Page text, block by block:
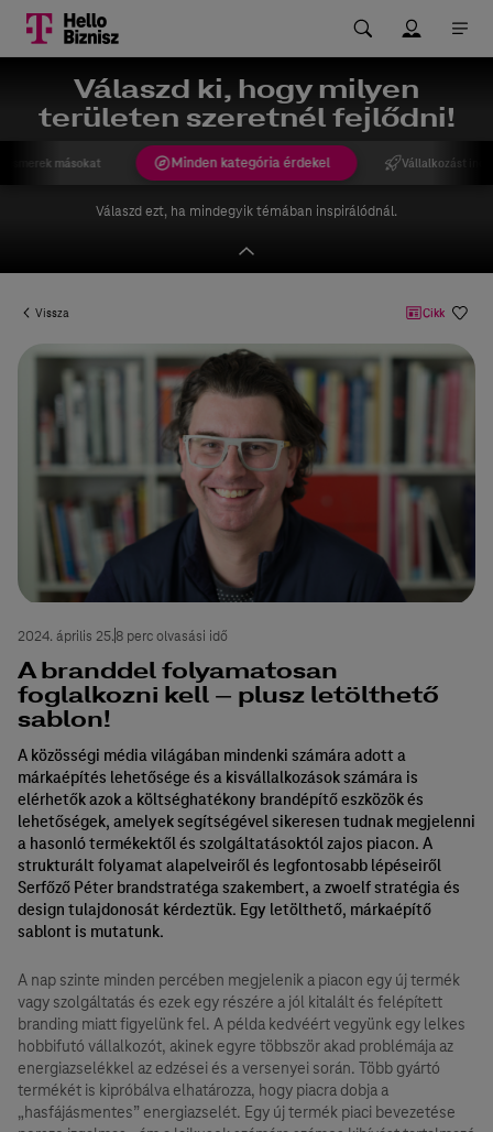
Válaszd ki, hogy milyen
területen szeretnél fejlődni!
Minden kategória érdekel Vállalkozást
másokat
Válaszd ezt, ha mindegyik témában inspirálódnál.
Vissza Cikk
A branddel folyamatosan
foglalkozni kell – plusz letölthető
sablon!
A közösségi média világában mindenki számára adott a
márkaépítés lehetősége és a kisvállalkozások számára is
elérhetők azok a költséghatékony brandépítő eszközök és
lehetőségek, amelyek segítségével sikeresen tudnak megjelenni
a hasonló termékektől és szolgáltatásoktól zajos piacon. A
strukturált folyamat alapelveiről és legfontosabb lépéseiről
Serfőző Péter brandstratéga szakembert, a zwoelf stratégia és
design tulajdonosát kérdeztük. Egy letölthető, márkaépítő
sablont is mutatunk.
2024. április 25.8 perc olvasási idő
A nap szinte minden percében megjelenik a piacon egy új termék
vagy szolgáltatás és ezek egy részére a jól kitalált és felépített
branding miatt figyelünk fel. A példa kedvéért vegyünk egy lelkes
hobbifutó vállalkozót, akinek egyre többször akad problémája az
energiazselékkel az edzései és a versenyei során. Több gyártó
termékét is kipróbálva elhatározza, hogy piacra dobja a
„hasfájásmentes” energiazselét. Egy új termék piaci bevezetése